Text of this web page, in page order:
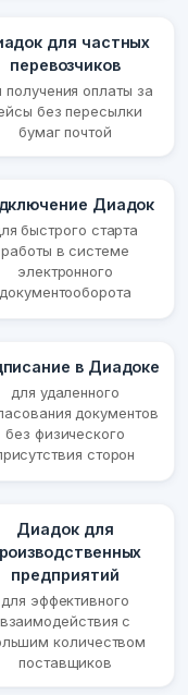
для частных
перевозчиков
получения оплаты за
без пересылки
бумаг почтой
Диадок
быстрого старта
работы в системе
электронного
документооборота
в Диадоке
для удаленного
документов
без физического
сторон
Диадок для
предприятий
для эффективного
взаимодействия с
количеством
поставщиков